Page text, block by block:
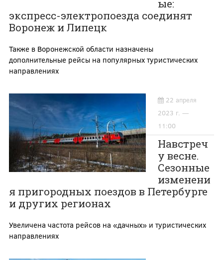
ые:
экспресс-электропоезда соединят
Воронеж и Липецк
Также в Воронежской области назначены
дополнительные рейсы на популярных туристических
направлениях
22 апреля
2023 г. —
11:00
Навстреч
у весне.
Сезонные
изменени
я пригородных поездов в Петербурге
и других регионах
Увеличена частота рейсов на «дачных» и туристических
направлениях